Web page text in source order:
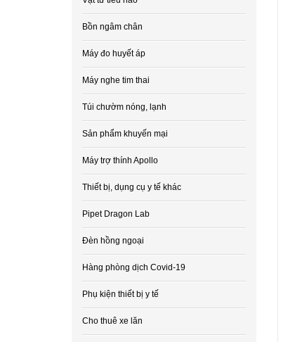
Bồn ngâm chân
Máy đo huyết áp
Máy nghe tim thai
Túi chườm nóng, lạnh
Sản phẩm khuyến mại
Máy trợ thính Apollo
Thiết bị, dụng cụ y tế khác
Pipet Dragon Lab
Đèn hồng ngoại
Hàng phòng dịch Covid-19
Phụ kiện thiết bị y tế
Cho thuê xe lăn